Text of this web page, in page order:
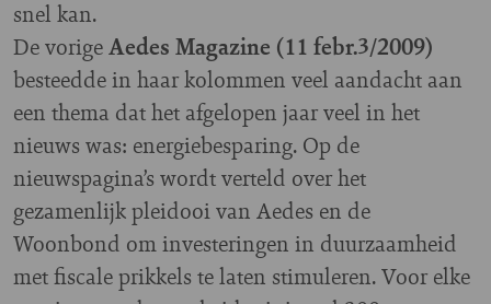
snel kan.
De vorigeAedes Magazine (11 febr.3/2009)
besteedde in haar kolommen veel aandacht aan
een thema dat het afgelopen jaar veel in het
nieuws was: energiebesparing. Op de
nieuwspagina’s wordt verteld over het
gezamenlijk pleidooi van Aedes en de
Woonbond om investeringen in duurzaamheid
met fiscale prikkels te laten stimuleren. Voor elke